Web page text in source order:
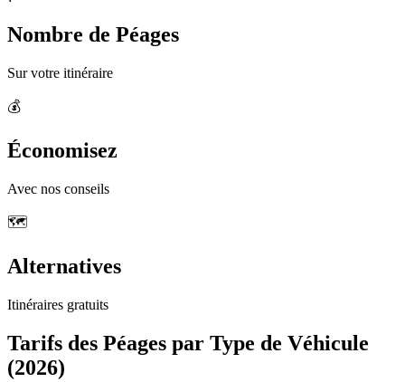
Nombre de Péages
Sur votre itinéraire
💰
Économisez
Avec nos conseils
🗺️
Alternatives
Itinéraires gratuits
Tarifs des Péages par Type de Véhicule
(2026)